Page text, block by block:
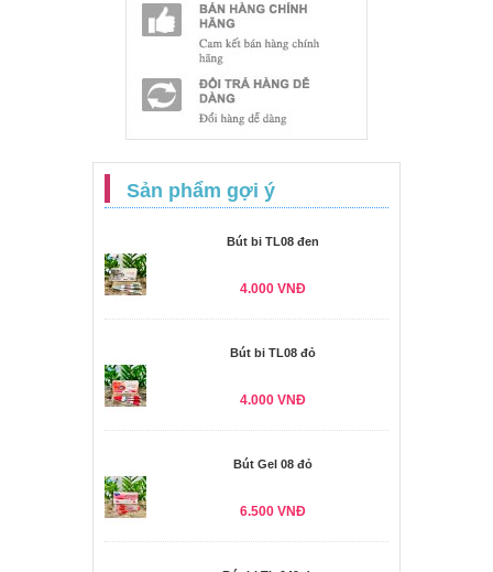
Sản phẩm gợi ý
Bút bi TL08 đen
4.000 VNĐ
Bút bi TL08 đỏ
4.000 VNĐ
Bút Gel 08 đỏ
6.500 VNĐ